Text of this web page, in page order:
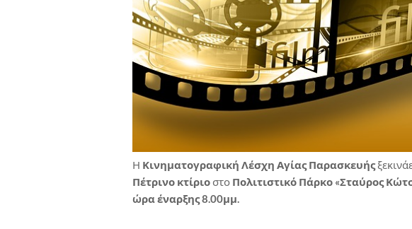
Η Κινηματογραφική Λέσχη Αγίας Παρασκευής
Πέτρινο κτίριο στο Πολιτιστικό Πάρκο «Σταύρος
ώρα έναρξης 8.00μμ.